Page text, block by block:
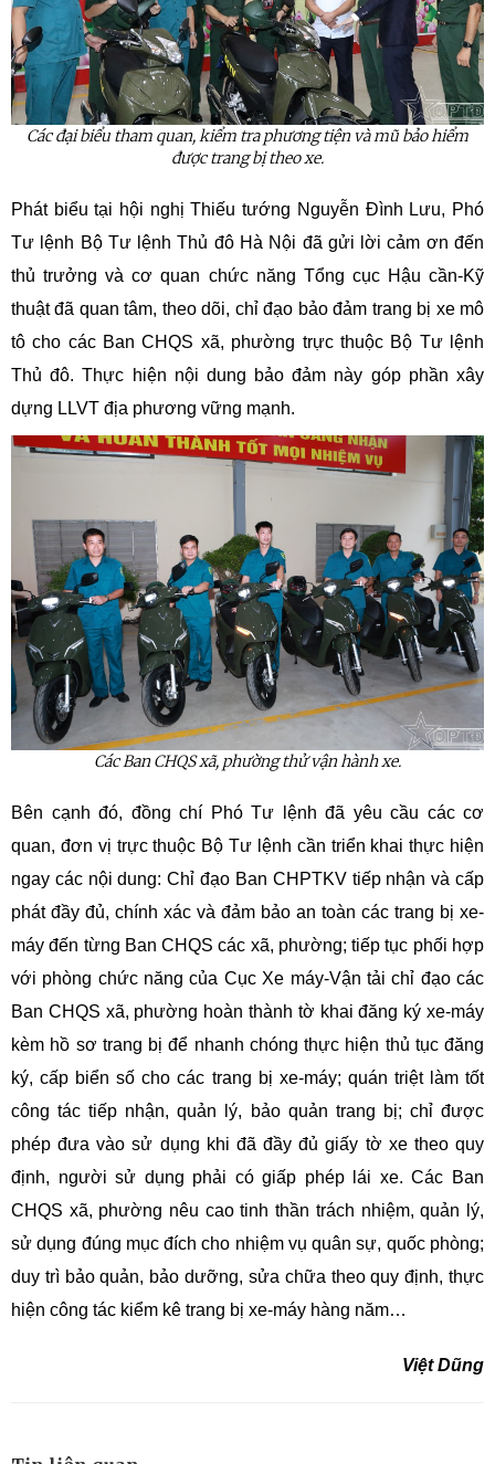
Các đại biểu tham quan, kiểm tra phương tiện và mũ bảo hiểm
được trang bị theo xe.
Phát biểu tại hội nghị Thiếu tướng Nguyễn Đình Lưu, Phó
Tư lệnh Bộ Tư lệnh Thủ đô Hà Nội đã gửi lời cảm ơn đến
thủ trưởng và cơ quan chức năng Tổng cục Hậu cần-Kỹ
thuật đã quan tâm, theo dõi, chỉ đạo bảo đảm trang bị xe mô
tô cho các Ban CHQS xã, phường trực thuộc Bộ Tư lệnh
Thủ đô. Thực hiện nội dung bảo đảm này góp phần xây
dựng LLVT địa phương vững mạnh.
Các Ban CHQS xã, phường thử vận hành xe.
Bên cạnh đó, đồng chí Phó Tư lệnh đã yêu cầu các cơ
quan, đơn vị trực thuộc Bộ Tư lệnh cần triển khai thực hiện
ngay các nội dung: Chỉ đạo Ban CHPTKV tiếp nhận và cấp
phát đầy đủ, chính xác và đảm bảo an toàn các trang bị xe-
máy đến từng Ban CHQS các xã, phường; tiếp tục phối hợp
với phòng chức năng của Cục Xe máy-Vận tải chỉ đạo các
Ban CHQS xã, phường hoàn thành tờ khai đăng ký xe-máy
kèm hồ sơ trang bị để nhanh chóng thực hiện thủ tục đăng
ký, cấp biển số cho các trang bị xe-máy; quán triệt làm tốt
công tác tiếp nhận, quản lý, bảo quản trang bị; chỉ được
phép đưa vào sử dụng khi đã đầy đủ giấy tờ xe theo quy
định, người sử dụng phải có giấp phép lái xe. Các Ban
CHQS xã, phường nêu cao tinh thần trách nhiệm, quản lý,
sử dụng đúng mục đích cho nhiệm vụ quân sự, quốc phòng;
duy trì bảo quản, bảo dưỡng, sửa chữa theo quy định, thực
hiện công tác kiểm kê trang bị xe-máy hàng năm…
Việt Dũng